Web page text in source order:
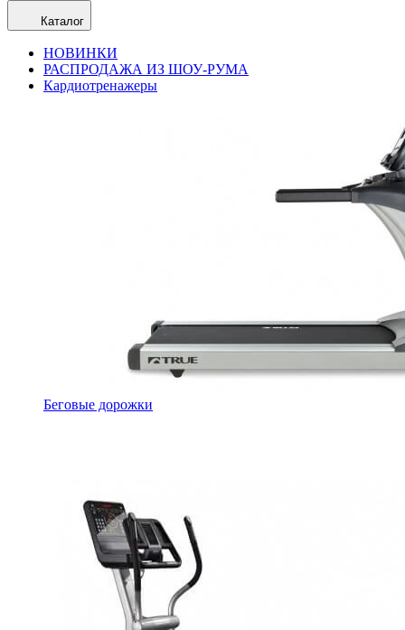
Каталог
НОВИНКИ
РАСПРОДАЖА ИЗ ШОУ-РУМА
Кардиотренажеры
Беговые дорожки